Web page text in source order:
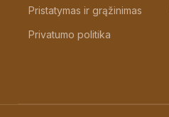
Pristatymas ir grąžinimas
Privatumo politika